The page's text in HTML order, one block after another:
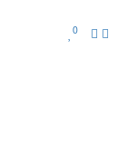
0